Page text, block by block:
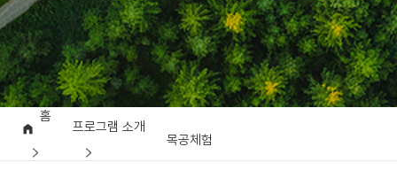
홈
프로그램 소개
목공체험